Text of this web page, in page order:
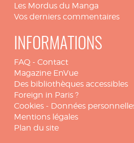
Les Mordus du Manga
Vos derniers commentaires
INFORMATIONS
FAQ - Contact
Magazine EnVue
Des bibliothèques accessibles
Foreign in Paris ?
Cookies - Données
Mentions légales
Plan du site